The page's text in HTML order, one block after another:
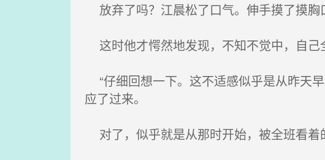
放弃了吗？江晨松了口气。伸手摸了摸胸
这时他才愕然地发现，不知不觉中，自己
“仔细回想一下。这不适感似乎是从昨天
应了过来。
对了，似乎就是从那时开始，被全班看着